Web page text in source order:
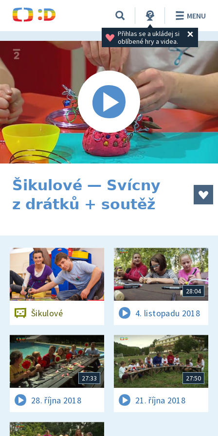
Přihlas se a ukládej si
oblíbené hry a videa.
MENU
Šikulové — Svícny
z drátků + soutěž
Šikulové
28:04
4. listopadu 2018
27:33
28. října 2018
27:50
21. října 2018